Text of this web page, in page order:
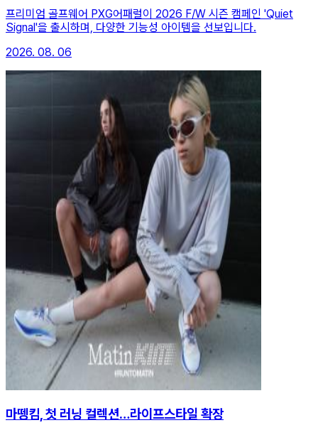
프리미엄 골프웨어 PXG어패럴이 2026 F/W 시즌 캠페인 'Quiet
Signal'을 출시하며, 다양한 기능성 아이템을 선보입니다.
2026. 08. 06
마뗑킴, 첫 러닝 컬렉션…라이프스타일 확장